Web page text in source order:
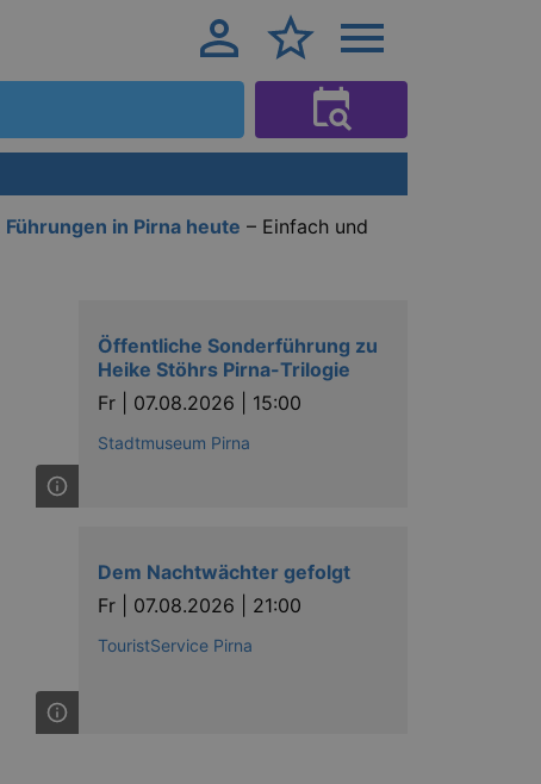
Führungen in Pirna heute – Einfach und
Öffentliche Sonderführung zu
Heike Stöhrs Pirna-Trilogie
Fr | 07.08.2026 | 15:00
Stadtmuseum Pirna
Dem Nachtwächter gefolgt
Fr | 07.08.2026 | 21:00
TouristService Pirna